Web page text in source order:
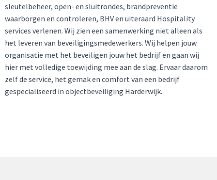
sleutelbeheer, open- en sluitrondes, brandpreventie
waarborgen en controleren, BHV en uiteraard Hospitality
services verlenen. Wij zien een samenwerking niet alleen als
het leveren van beveiligingsmedewerkers. Wij helpen jouw
organisatie met het beveiligen jouw het bedrijf en gaan wij
hier met volledige toewijding mee aan de slag. Ervaar daarom
zelf de service, het gemak en comfort van een bedrijf
gespecialiseerd in objectbeveiliging Harderwijk.